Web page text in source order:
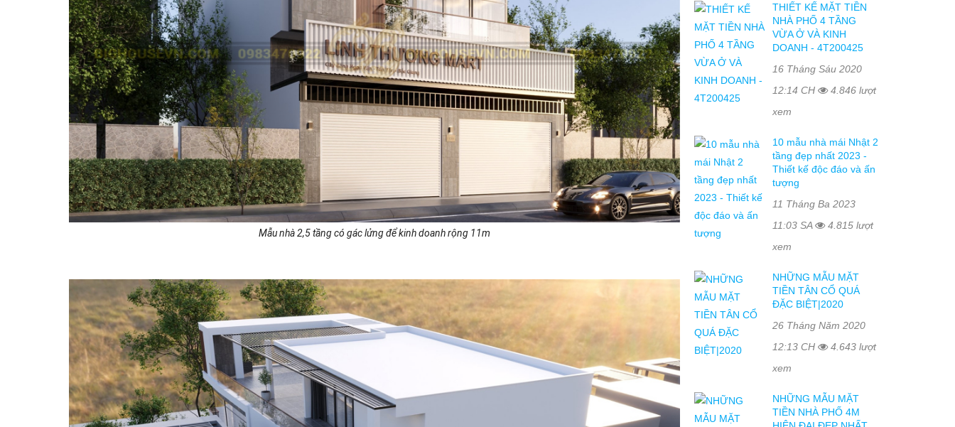
Mẫu nhà 2,5 tầng có gác lửng để kinh doanh rộng 11m
THIẾT KẾ MẶT TIỀN
NHÀ PHỐ 4 TẦNG
VỪA Ở VÀ KINH
DOANH - 4T200425
16 Tháng Sáu 2020
12:14 CH
4.846 lượt
xem
10 mẫu nhà mái Nhật 2
tầng đẹp nhất 2023 -
Thiết kế độc đáo và ấn
tượng
11 Tháng Ba 2023
11:03 SA
4.815 lượt
xem
NHỮNG MẪU MẶT
TIỀN TÂN CỔ QUÁ
ĐẶC BIỆT|2020
26 Tháng Năm 2020
12:13 CH
4.643 lượt
xem
NHỮNG MẪU MẶT
TIỀN NHÀ PHỐ 4M